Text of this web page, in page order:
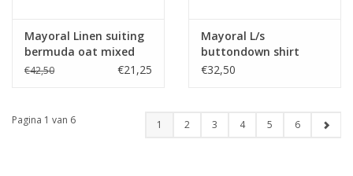
Mayoral Linen suiting
bermuda oat mixed
ss26
€42,50 €21,25
Mayoral L/s
buttondown shirt
Cream ss26 —
€32,50
Pagina 1 van 6 1 2 3 4 5 6